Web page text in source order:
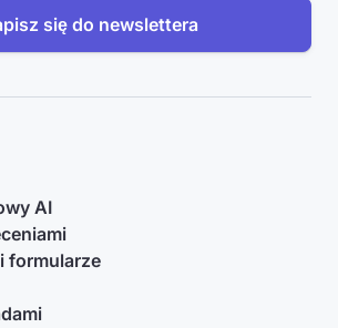
się do newslettera
AI
formularze